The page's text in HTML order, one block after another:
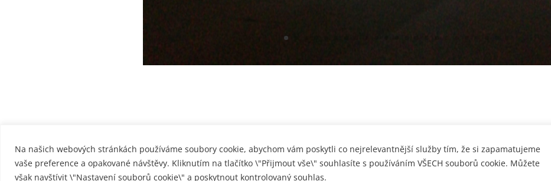
Na našich webových stránkách používáme soubory cookie, abychom vám poskytli co nejrelevantnější služby tím, že si zapamatujeme
vaše preference a opakované návštěvy. Kliknutím na tlačítko \"Přijmout vše\" souhlasíte s používáním VŠECH souborů cookie. Můžete
však navštívit \"Nastavení souborů cookie\" a poskytnout kontrolovaný souhlas.